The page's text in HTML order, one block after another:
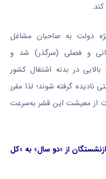
دولت به صاحبان مشاغل
و فصلی (سرگذر) شد و
در بدنه اشتغال کشور
نادیده گرفته شوند؛ لذا مقرر
از معیشت این قشر به‌سرعت
از «دو سال» به «کل